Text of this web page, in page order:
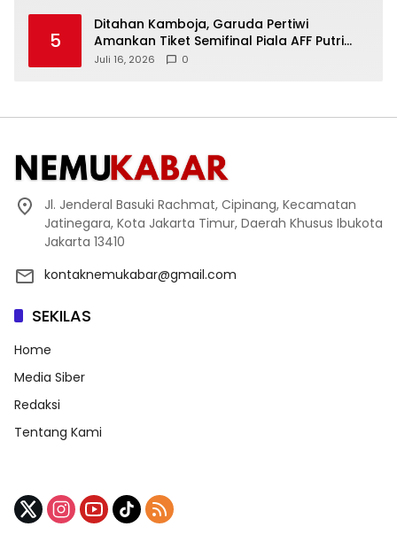
5
Ditahan Kamboja, Garuda Pertiwi
Amankan Tiket Semifinal Piala AFF Putri
2026
Juli 16, 2026 0
Jl. Jenderal Basuki Rachmat, Cipinang, Kecamatan
Jatinegara, Kota Jakarta Timur, Daerah Khusus Ibukota
Jakarta 13410
kontaknemukabar@gmail.com
SEKILAS
Home
Media Siber
Redaksi
Tentang Kami